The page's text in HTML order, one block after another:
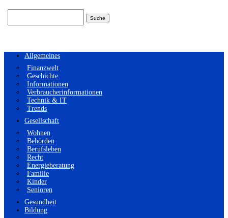
Allgemeines
Finanzwelt
Geschichte
Informationen
Verbraucherinformationen
Technik & IT
Trends
Gesellschaft
Wohnen
Behörden
Berufsleben
Recht
Energieberatung
Familie
Kinder
Senioren
Gesundheit
Bildung